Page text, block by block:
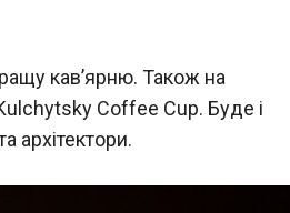
кав’ярню. Також на
Coffee Cup. Буде і
архітектори.